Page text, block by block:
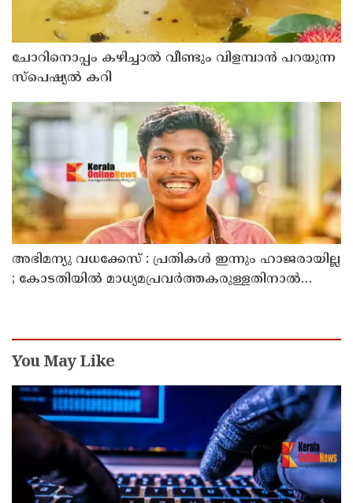
ചോറിനൊപ്പം കഴിച്ചാൽ വീണ്ടും വിളമ്പാൻ പറയുന്ന
സ്പെഷ്യൽ കറി
അഭിമന്യു വധക്കേസ് : പ്രതികൾ ഇന്നും ഹാജരായില്ല
; കോടതിയിൽ മാധ്യമപ്രവർത്തകരുള്ളതിനാൽ
You May Like